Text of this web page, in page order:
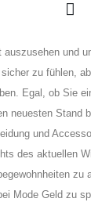
und
zu fühlen,
Egal, ob Sie
neuesten
und
des aktuellen
zu
Mode Geld zu